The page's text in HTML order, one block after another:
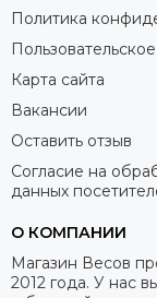
Политика
Карта сайта
Вакансии
Оставить отзыв
Согласие на
данных
О КОМПАНИИ
Магазин Весов
2012 года. У нас